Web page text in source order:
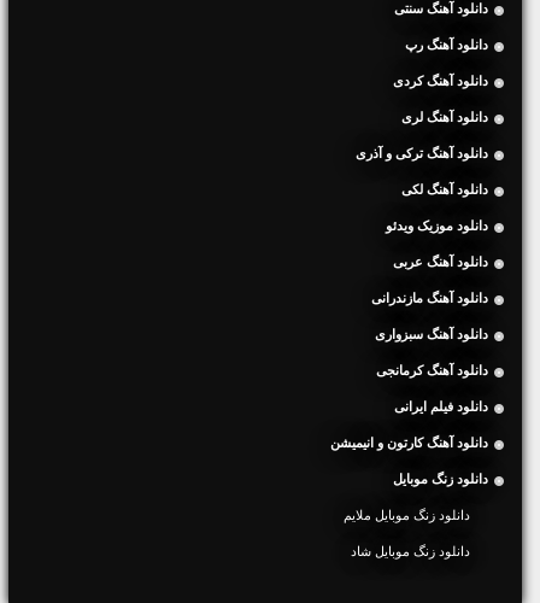
دانلود آهنگ سنتی
دانلود آهنگ رپ
دانلود آهنگ کردی
دانلود آهنگ لری
دانلود آهنگ ترکی و آذری
دانلود آهنگ لکی
دانلود موزیک ویدئو
دانلود آهنگ عربی
دانلود آهنگ مازندرانی
دانلود آهنگ سبزواری
دانلود آهنگ کرمانجی
دانلود فیلم ایرانی
دانلود آهنگ کارتون و انیمیشن
دانلود زنگ موبایل
دانلود زنگ موبایل ملایم
دانلود زنگ موبایل شاد